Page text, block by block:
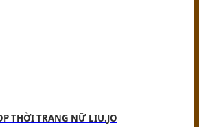
THỜI TRANG NỮ LIU.JO